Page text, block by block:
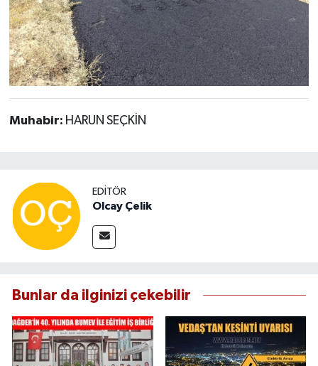
Muhabir: HARUN SEÇKİN
EDITÖR
Olcay Çelik
Bunlar da ilginizi çekebilir